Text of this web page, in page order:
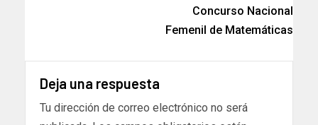
Concurso Nacional
Femenil de Matemáticas
Deja una respuesta
Tu dirección de correo electrónico no será